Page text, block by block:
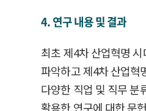
4. 연구 내용 및 결과
최초 제4차 산업혁명
파악하고 제4차 산업혁
다양한 직업 및 직무 분
활용한 연구에 대한 문